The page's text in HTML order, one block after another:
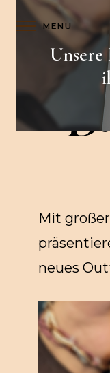
Unsere
Mit
neues